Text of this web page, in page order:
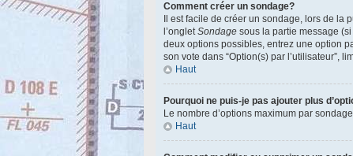
Comment créer un sondage?
Il est facile de créer un sondage, lors de
l’ongletSondage sous la partie message
deux options possibles, entrez une option
son vote dans “Option(s) par l’utilisateur”,
Haut
Pourquoi ne puis-je pas ajouter plus
Le nombre d’options maximum par
Haut